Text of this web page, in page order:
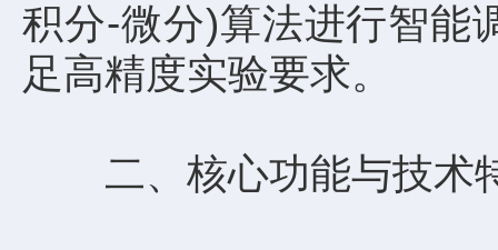
积分-微分)算法进行智能
足高精度实验要求。
二、核心功能与技术